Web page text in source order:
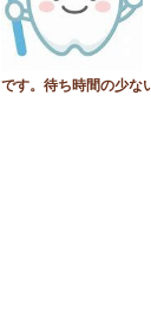
です。待ち時間の少